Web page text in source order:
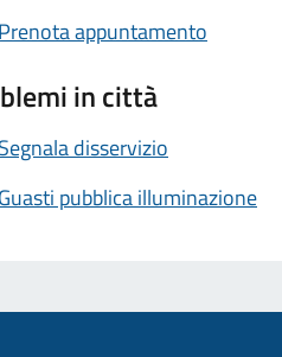
appuntamento
in città
disservizio
pubblica illuminazione